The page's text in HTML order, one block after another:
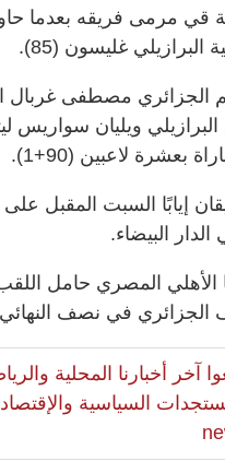
قي مرمى فريقه بعدما
غليسون (85).
الجزائري مصطفى غربال
ويليان سواريس
بعشرة لاعبين (90+1).
إيابًا السبت المقبل
البيضاء.
الأهلي المصري حامل
في نصف النهائي
آخر أخبارنا المحلية